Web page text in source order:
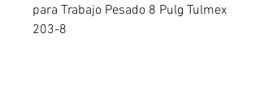
para Trabajo Pesado 8 Pulg Tulmex
203-8